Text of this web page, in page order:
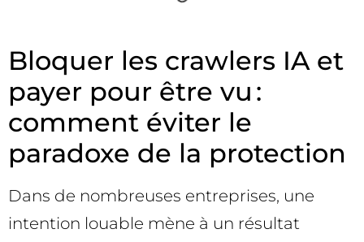
Bloquer les crawlers IA et
payer pour être vu :
comment éviter le
paradoxe de la protection
Dans de nombreuses entreprises, une
intention louable mène à un résultat